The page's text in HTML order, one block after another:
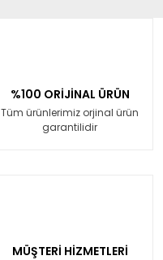
%100 ORİJİNAL ÜRÜN
Tüm ürünlerimiz orjinal ürün
garantilidir
MÜŞTERİ HİZMETLERİ